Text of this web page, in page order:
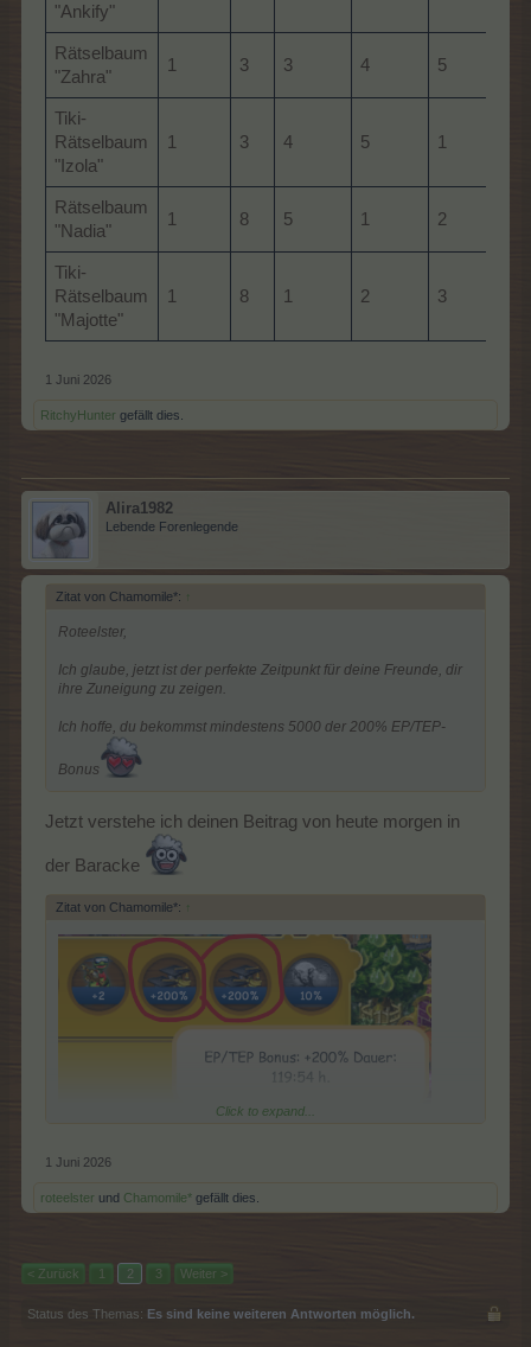
"Ankify"
Rätselbaum
"Zahra"
1 3 3 4 5
Tiki-
Rätselbaum
"Izola"
1 3 4 5 1
Rätselbaum
"Nadia"
1 8 5 1 2
Tiki-
Rätselbaum
"Majotte"
1 8 1 2 3
1 Juni 2026
RitchyHunter gefällt dies.
Alira1982
Lebende Forenlegende
Zitat von Chamomile*: ↑
Roteelster,
Ich glaube, jetzt ist der perfekte Zeitpunkt für deine Freunde, dir
ihre Zuneigung zu zeigen.
Ich hoffe, du bekommst mindestens 5000 der 200% EP/TEP-
Bonus
Jetzt verstehe ich deinen Beitrag von heute morgen in
der Baracke
Zitat von Chamomile*: ↑
Click to expand...
1 Juni 2026
roteelster und Chamomile* gefällt dies.
< Zurück 1 2 3 Weiter >
Status des Themas: Es sind keine weiteren Antworten möglich.